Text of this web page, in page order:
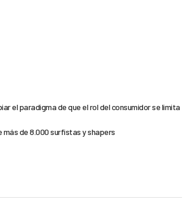
el paradigma de que el rol del consumidor se limita
más de 8.000 surfistas y shapers